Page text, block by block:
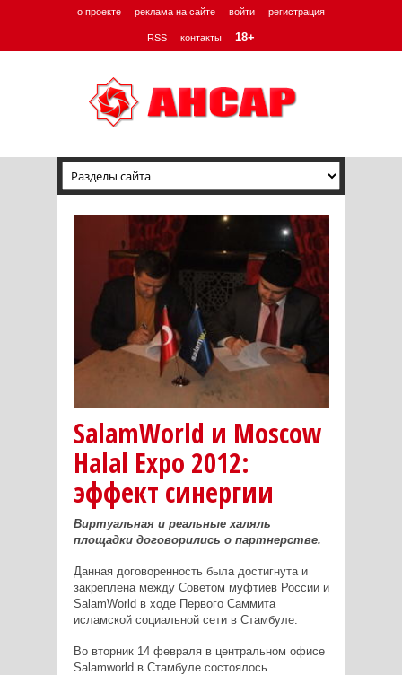
о проекте реклама на сайте войти регистрация
RSS контакты 18+
SalamWorld и Moscow
Halal Expo 2012:
эффект синергии
Виртуальная и реальные халяль
площадки договорились о партнерстве.
Данная договоренность была достигнута и
закреплена между Советом муфтиев России и
SalamWorld в ходе Первого Саммита
исламской социальной сети в Стамбуле.
Во вторник 14 февраля в центральном офисе
Salamworld в Стамбуле состоялось